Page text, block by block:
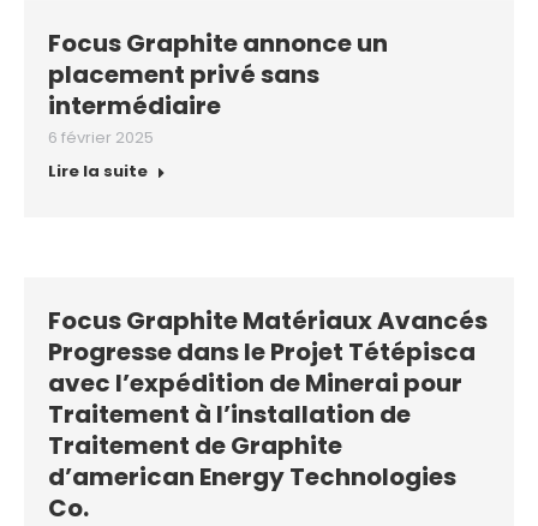
Focus Graphite annonce un
placement privé sans
intermédiaire
6 février 2025
Lire la suite
Focus Graphite Matériaux Avancés
Progresse dans le Projet Tétépisca
avec l’expédition de Minerai pour
Traitement à l’installation de
Traitement de Graphite
d’american Energy Technologies
Co.